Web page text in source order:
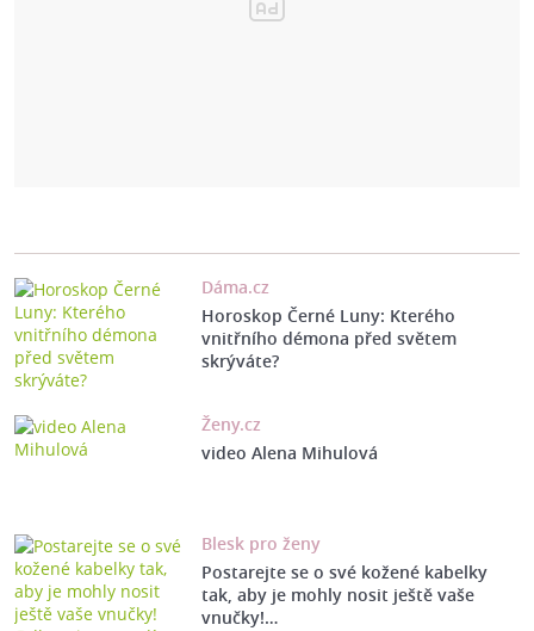
Dáma.cz
Horoskop Černé Luny: Kterého
vnitřního démona před světem
skrýváte?
Ženy.cz
video Alena Mihulová
Blesk pro ženy
Postarejte se o své kožené kabelky
tak, aby je mohly nosit ještě vaše
vnučky!…